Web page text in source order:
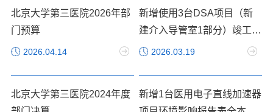
北京大学第三医院2026年部
门预算
2026.04.14
新增使用3台DSA项目（新
建介入导管室1部分）竣工环
境保护验收报告公示
2026.03.19
北京大学第三医院2024年度
新增1台医用电子直线加速器